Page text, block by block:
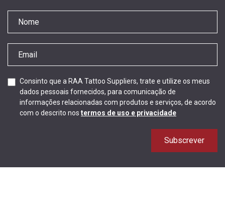
Consinto que a RAA Tattoo Suppliers, trate e utilize os meus
dados pessoais fornecidos, para comunicação de
informações relacionadas com produtos e serviços, de acordo
com o descrito nos termos de uso e privacidade
Subscrever